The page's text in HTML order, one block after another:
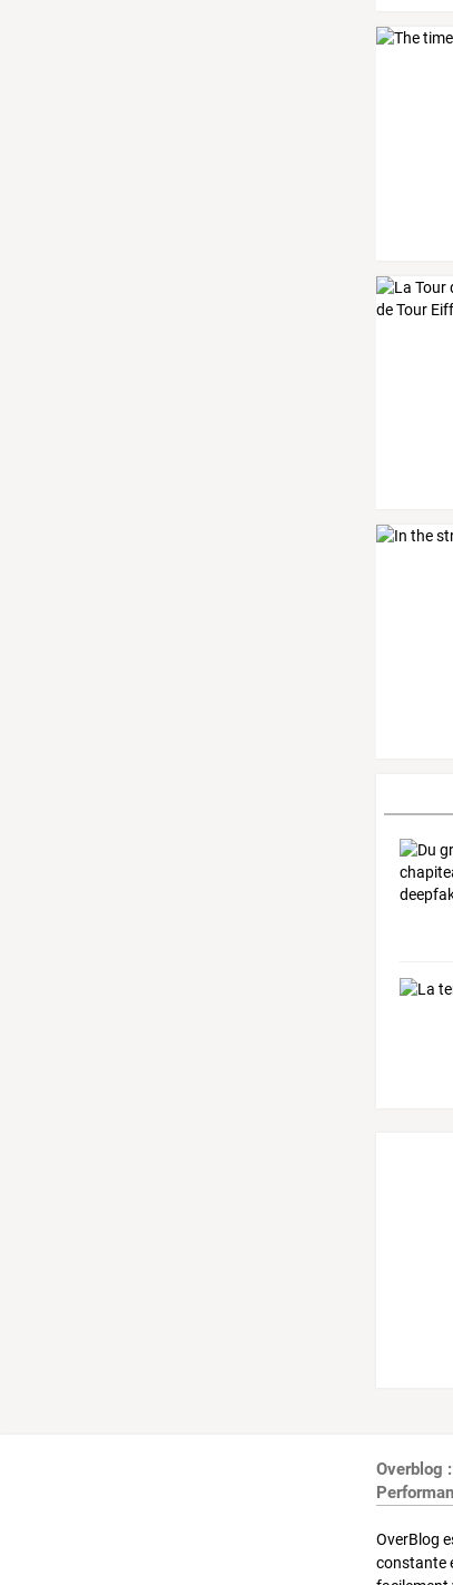
Overblog
OverBlog
constante